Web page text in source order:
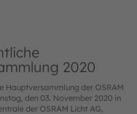
2020
Hauptversammlung der OSRAM
den 03. November 2020 in
der OSRAM Licht AG,